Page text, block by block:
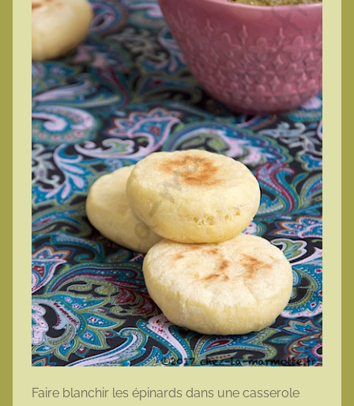
Faire blanchir les épinards dans une casserole